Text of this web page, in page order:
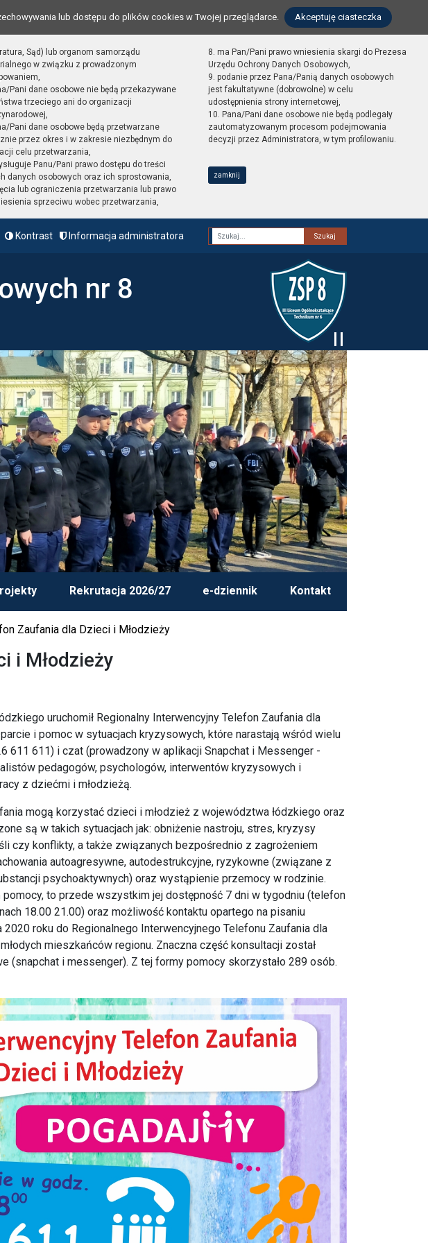
lub dostępu do plików cookies w Twojej przeglądarce. Akceptuję ciasteczka
Sąd) lub organom samorządu
w związku z prowadzonym
Pani dane osobowe nie będą przekazywane
trzeciego ani do organizacji
Pani dane osobowe będą przetwarzane
przez okres i w zakresie niezbędnym do
celu przetwarzania,
Panu/Pani prawo dostępu do treści
danych osobowych oraz ich sprostowania,
lub ograniczenia przetwarzania lub prawo
sprzeciwu wobec przetwarzania,
8. ma Pan/Pani prawo wniesienia skargi do Prezesa
Urzędu Ochrony Danych Osobowych,
9. podanie przez Pana/Panią danych osobowych
jest fakultatywne (dobrowolne) w celu
udostępnienia strony internetowej,
10. Pana/Pani dane osobowe nie będą podlegały
zautomatyzowanym procesom podejmowania
decyzji przez Administratora, w tym profilowaniu.
zamknij
Kontrast Informacja administratora
Fraza
nr 8
Rekrutacja 2026/27 e-dziennik Kontakt
Zaufania dla Dzieci i Młodzieży
i Młodzieży
uruchomił Regionalny Interwencyjny Telefon Zaufania dla
i pomoc w sytuacjach kryzysowych, które narastają wśród wielu
611 611) i czat (prowadzony w aplikacji Snapchat i Messenger -
pedagogów, psychologów, interwentów kryzysowych i
z dziećmi i młodzieżą.
mogą korzystać dzieci i młodzież z województwa łódzkiego oraz
są w takich sytuacjach jak: obniżenie nastroju, stres, kryzysy
czy konflikty, a także związanych bezpośrednio z zagrożeniem
autoagresywne, autodestrukcyjne, ryzykowne (związane z
psychoaktywnych) oraz wystąpienie przemocy w rodzinie.
to przede wszystkim jej dostępność 7 dni w tygodniu (telefon
18.00 21.00) oraz możliwość kontaktu opartego na pisaniu
roku do Regionalnego Interwencyjnego Telefonu Zaufania dla
mieszkańców regionu. Znaczna część konsultacji został
(snapchat i messenger). Z tej formy pomocy skorzystało 289 osób.